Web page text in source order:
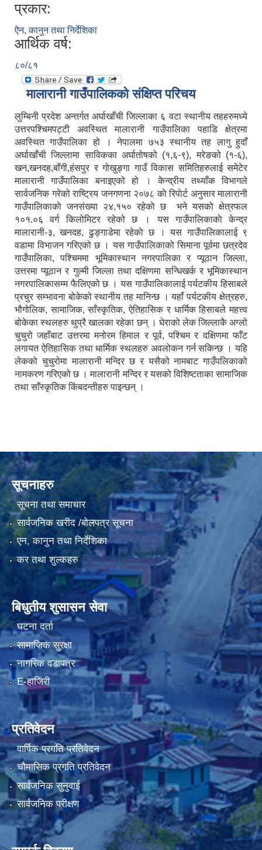
प्रकार:
ऐन, कानुन तथा निर्देशिका
आर्थिक वर्ष:
८०/८१
मालारानी गाउँपालिकको संक्षिप्त परिचय
लुम्बिनी प्रदेश अन्तर्गत अर्घाखाँची जिल्लाका ६ वटा स्थानीय तहहरुमध्ये
उत्तरपश्चिमपट्टी अवस्थित मालारानी गाउँपालिका पहाडि क्षेत्रमा
अवस्थित गाउँपालिका हो । नेपालमा ७५३ स्थानीय तह लागु हुदाँ
अर्घाखाँची जिल्लामा साविकका अर्घातोषको (१,६-९), मरेङको (१-६),
खन,खनदह,बाँगी,हंसपुर र गोखुङ्गा गाउँ विकास समितिहरुलाई समेटेर
मालारानी गाउँपालिका बनाइएको हो । केन्द्रीय तथ्याँक विभागले
सार्वजनिक गरेको राष्ट्रिय जनगणना २०७८ काे रिपाेर्ट अनुसार मालारानी
गाउँपालिकाकाे जनसंख्या २४,१५० रहेकाे छ भने यसको क्षेत्रफल
१०१.०६ वर्ग किलोमिटर रहेको छ । यस गाउँपालिकाकाे केन्द्र
मालारानी-३, खनदह, ढुङ्गाडेमा रहेकाे छ । यस गाउँपालिकालाई ९
वडामा विभाजन गरिएको छ । यस गाउँपालिकाको सिमाना पूर्वमा छत्रदेव
गाउँपालिका, पश्चिममा भूमिकास्थान नगरपालिका र प्यूठान जिल्ला,
उत्तरमा प्यूठान र गुल्मी जिल्ला तथा दक्षिणमा सन्धिखर्क र भूमिकास्थान
नगरपालिकासम्म फैलिएको छ । यस गाउँपालिकालाई पर्यटकीय हिसाबले
प्रचुर सम्भावना बोकेको स्थानीय तह मानिन्छ । यहाँ पर्यटकीय क्षेत्रहरु,
भौगोलिक, सामाजिक, साँस्कृतिक, ऐतिहासिक र धार्मिक हिसाबले महत्त्व
बोकेका स्थलहरु थुप्रै खालका रहेका छन् । घेराको लेक जिल्लाकै अग्लो
चुचुरो जहाँबाट उत्तरमा मनोरम हिमाल र पूर्व, पश्चिम र दक्षिणमा फाँट
लगायत ऐतिहासिक तथा धार्मिक स्थलहरु अवलोकन गर्न सकिन्छ । यहि
लेकको चुचुरोमा मालारानी मन्दिर छ र यसैको नामबाट गाउँपलिकाको
नामकरण गरिएको छ । मालारानी मन्दिर र यसको विशिष्टताका सामाजिक
तथा साँस्कृतिक किंबदन्तीहरु पाइन्छन् ।
सूचनाहरु
सूचना तथा समाचार
सार्वजनिक खरीद /बोलपत्र सूचना
एन, कानुन तथा निर्देशिका
कर तथा शुल्कहरु
बिधुतीय शुसासन सेवा
घटना दर्ता
सामाजिक सुरक्षा
नागरिक वडापत्र
E-हाजिरी
प्रतिवेदन
वार्षिक प्रगति प्रतिवेदन
चौमासिक प्रगति प्रतिवेदन
सार्वजनिक सुनुवाई
सार्वजनिक परीक्षण